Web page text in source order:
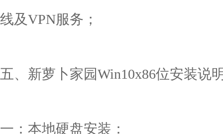
线及VPN服务；
五、新萝卜家园Win10x86位安装说
一：本地硬盘安装：